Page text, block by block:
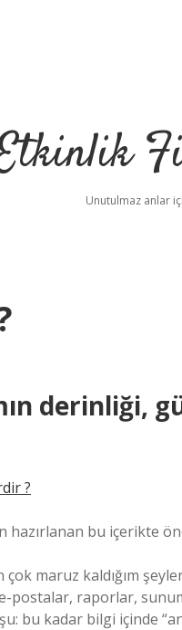
Unutulmaz anlar
derinliği,
?
hazırlanan bu içerikte
maruz kaldığım
raporlar,
bu kadar bilgi içinde